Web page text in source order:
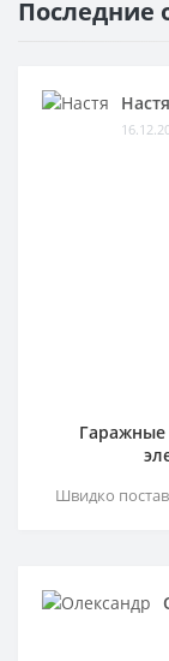
Последние
Настя
Гаражные
Швидко